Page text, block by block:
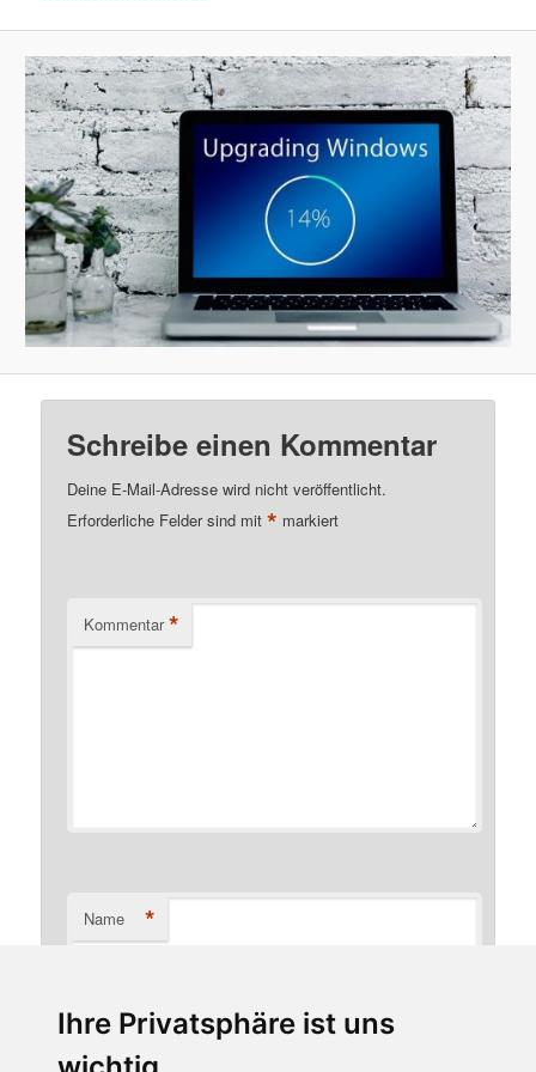
Ihre Privatsphäre ist uns
Schreibe einen Kommentar
Deine E-Mail-Adresse wird nicht veröffentlicht.
Erforderliche Felder sind mit* markiert
Kommentar *
Name *
E-Mail-Adresse *